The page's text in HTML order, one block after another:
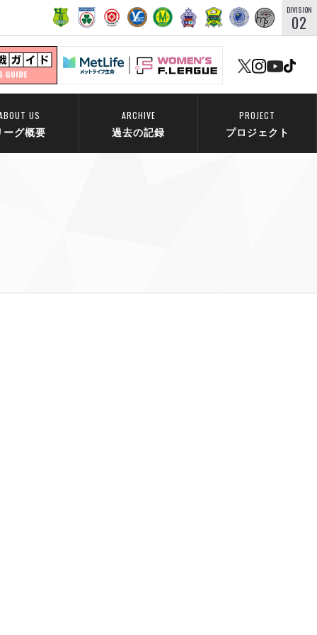
DIVISION
02
US
ーグ概要
ARCHIVE
過去の記録
PROJECT
プロジェクト